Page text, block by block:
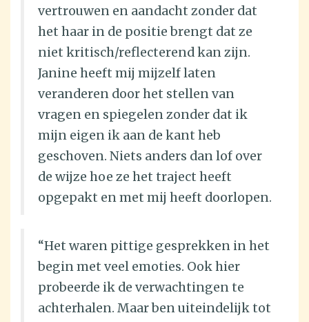
vertrouwen en aandacht zonder dat
het haar in de positie brengt dat ze
niet kritisch/reflecterend kan zijn.
Janine heeft mij mijzelf laten
veranderen door het stellen van
vragen en spiegelen zonder dat ik
mijn eigen ik aan de kant heb
geschoven. Niets anders dan lof over
de wijze hoe ze het traject heeft
opgepakt en met mij heeft doorlopen.
“Het waren pittige gesprekken in het
begin met veel emoties. Ook hier
probeerde ik de verwachtingen te
achterhalen. Maar ben uiteindelijk tot